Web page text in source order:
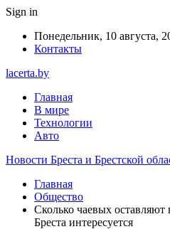
Sign in
Понедельник, 10 августа,
Контакты
lacerta.by
Главная
В мире
Технологии
Авто
Новости Бреста и Брестской
Главная
Общество
Сколько чаевых
Бреста интересуется